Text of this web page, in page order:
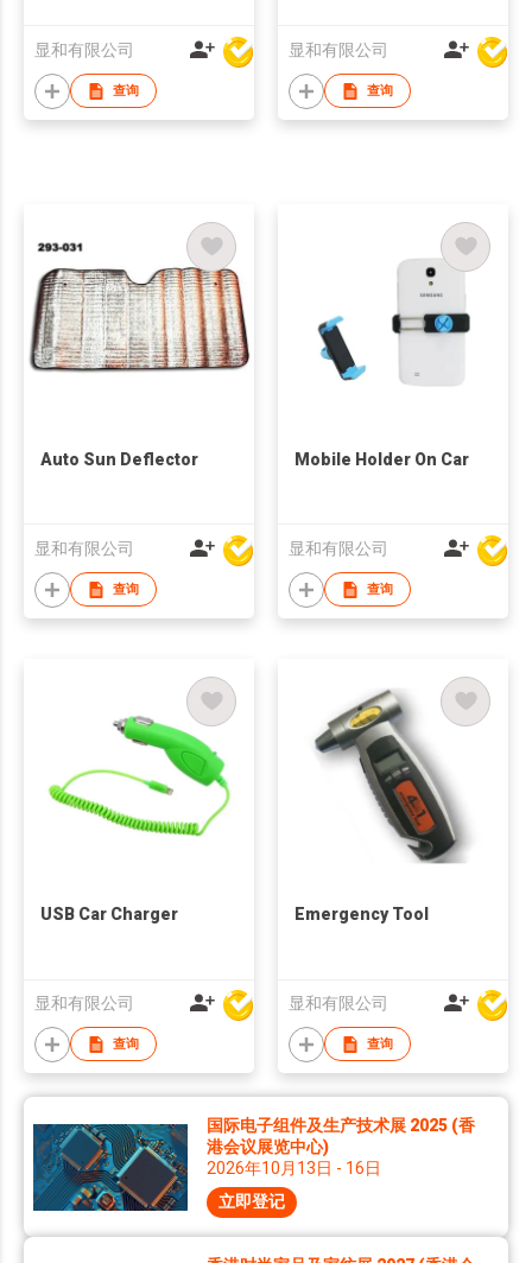
显和有限公司
查询
显和有限公司
查询
Auto Sun Deflector
显和有限公司
查询
Mobile Holder On Car
显和有限公司
查询
USB Car Charger
显和有限公司
查询
Emergency Tool
显和有限公司
查询
国际电子组件及生产技术展 2025 (香
港会议展览中心)
2026年10月13日 - 16日
立即登记